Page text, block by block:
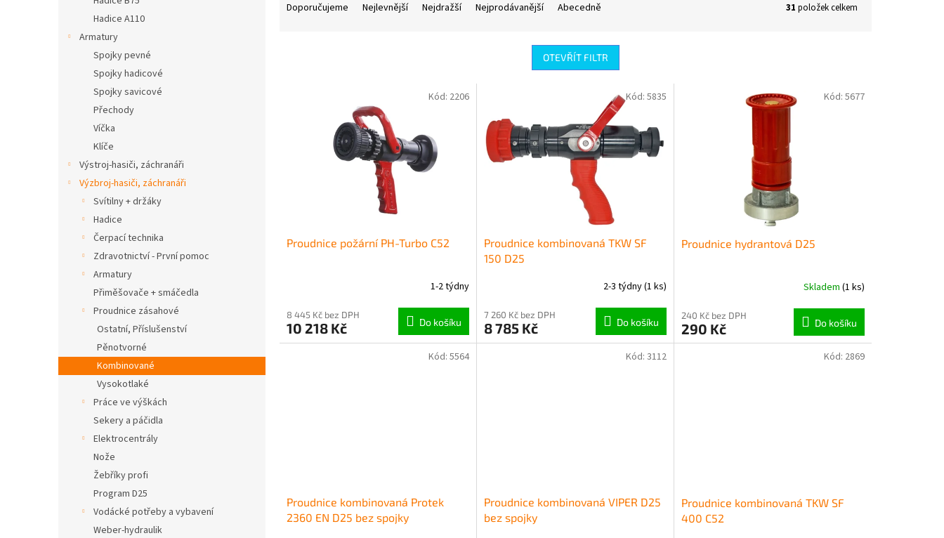
Hadice A110
Armatury
Spojky pevné
Spojky hadicové
Spojky savicové
Přechody
Víčka
Klíče
Výstroj-hasiči, záchranáři
Výzbroj-hasiči, záchranáři
Svítilny + držáky
Hadice
Čerpací technika
Zdravotnictví - První pomoc
Armatury
Přiměšovače + smáčedla
Proudnice zásahové
Ostatní, Příslušenství
Pěnotvorné
Kombinované
Vysokotlaké
Práce ve výškách
Sekery a páčidla
Elektrocentrály
Nože
Žebříky profi
Program D25
Vodácké potřeby a vybavení
Weber-hydraulik
Doporučujeme Nejlevnější Nejdražší Nejprodávanější Abecedně 31 položek celkem
OTEVŘÍT FILTR
Proudnice požární PH-Turbo C52
1-2 týdny
8 445 Kč bez DPH
10 218 Kč Do košíku
Kód: 2206
Proudnice kombinovaná TKW SF
150 D25
2-3 týdny(1 ks)
7 260 Kč bez DPH
8 785 Kč Do košíku
Kód: 5835
Proudnice hydrantová D25
Skladem (1 ks)
240 Kč bez DPH
290 Kč Do košíku
Kód: 5677
Proudnice kombinovaná Protek
2360 EN D25 bez spojky
Kód: 5564
Proudnice kombinovaná VIPER D25
bez spojky
Kód: 3112
Proudnice kombinovaná TKW SF
400 C52
Kód: 2869